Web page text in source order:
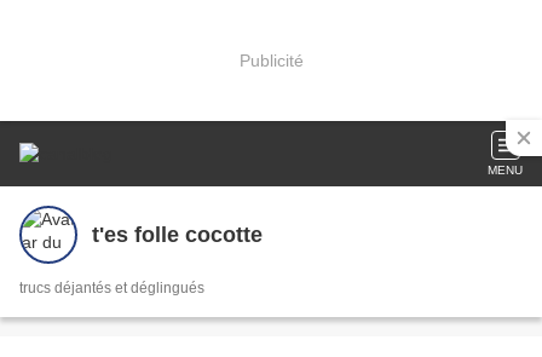
Publicité
MENU
t'es folle cocotte
trucs déjantés et déglingués